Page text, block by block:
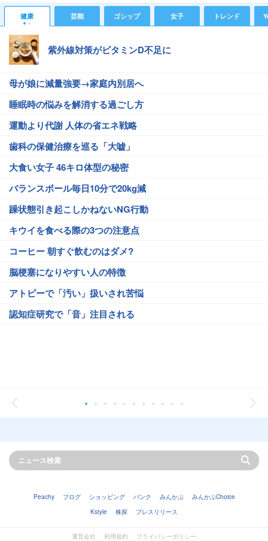
健康 芸能 ゴシップ 女子 トレンド
紫外線対策がビタミンD不足に
母が娘に減量強要→家庭内別居へ
睡眠時の悩みを解消する過ごし方
運動より代謝 人体の省エネ戦略
歯科の保健治療を巡る「大嘘」
大食い女子 46キロ体型の秘密
バランスボール毎日10分で20kg減
躁状態引き起こしかねないNG行動
キウイを食べる際の3つの注意点
コーヒー 朝すぐ飲むのはダメ?
脳梗塞になりやすい人の特徴
アトピーで「汚い」扱いされ苦悩
認知症研究で「音」注目される
Peachy ブログ ショッピング バンク みんかぶ
みんかぶChoice
Kstyle
株探 プレスリリース
運営会社 利用規約 プライバシーポリシー